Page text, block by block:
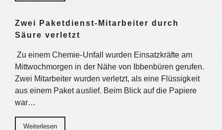
Zwei Paketdienst-Mitarbeiter durch
Säure verletzt
Zu einem Chemie-Unfall wurden Einsatzkräfte am
Mittwochmorgen in der Nähe von Ibbenbüren gerufen.
Zwei Mitarbeiter wurden verletzt, als eine Flüssigkeit
aus einem Paket auslief. Beim Blick auf die Papiere
war…
Weiterlesen